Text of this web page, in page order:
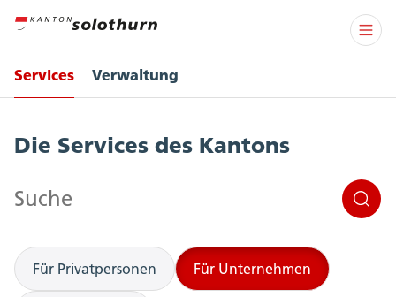
Services Verwaltung
Die Services des Kantons
Suchen
Für Privatpersonen Für Unternehmen